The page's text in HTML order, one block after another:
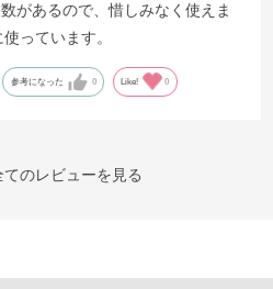
があるので、惜しみなく使えま
っています。
参考になった 0 Like! 0
のレビューを見る